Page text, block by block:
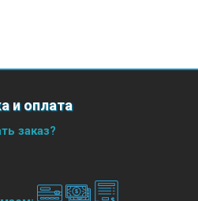
и оплата
заказ?